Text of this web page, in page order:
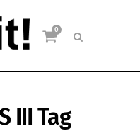
0
III Tag